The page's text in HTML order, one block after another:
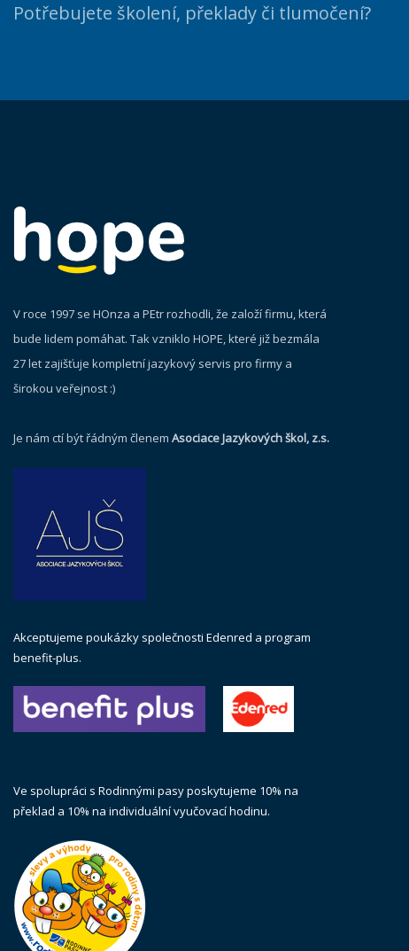
Potřebujete školení, překlady či tlumočení?
V roce 1997 se HOnza a PEtr rozhodli, že založí firmu, která
bude lidem pomáhat. Tak vzniklo HOPE, které již bezmála
27 let zajišťuje kompletní jazykový servis pro firmy a
širokou veřejnost :)
Je nám ctí být řádným členem Asociace Jazykových škol, z.s.
Akceptujeme poukázky společnosti Edenred a program
benefit-plus.
Ve spolupráci s Rodinnými pasy poskytujeme 10% na
překlad a 10% na individuální vyučovací hodinu.